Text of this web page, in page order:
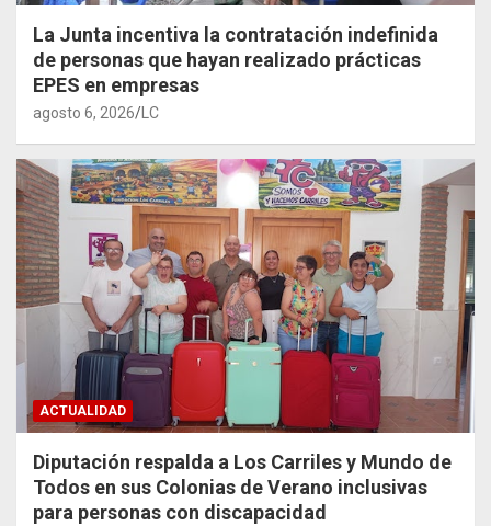
La Junta incentiva la contratación indefinida
de personas que hayan realizado prácticas
EPES en empresas
agosto 6, 2026 LC
ACTUALIDAD
Diputación respalda a Los Carriles y Mundo de
Todos en sus Colonias de Verano inclusivas
para personas con discapacidad